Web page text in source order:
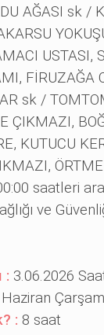
AĞASI sk /
USTASI,
FİRUZAĞA
sk /
ÇIKMAZI,
KUTUCU
saatleri
ve
: 3.06.2026
: 8 saat